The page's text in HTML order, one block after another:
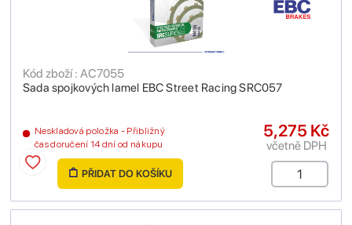
Sada spojkových lamel EBC Street Racing SRC057
Kód zboží : AC7055
Neskladová položka - Přibližný
čas doručení 14 dní od nákupu
5,275 Kč
včetně DPH
PŘIDAT DO KOŠÍKU